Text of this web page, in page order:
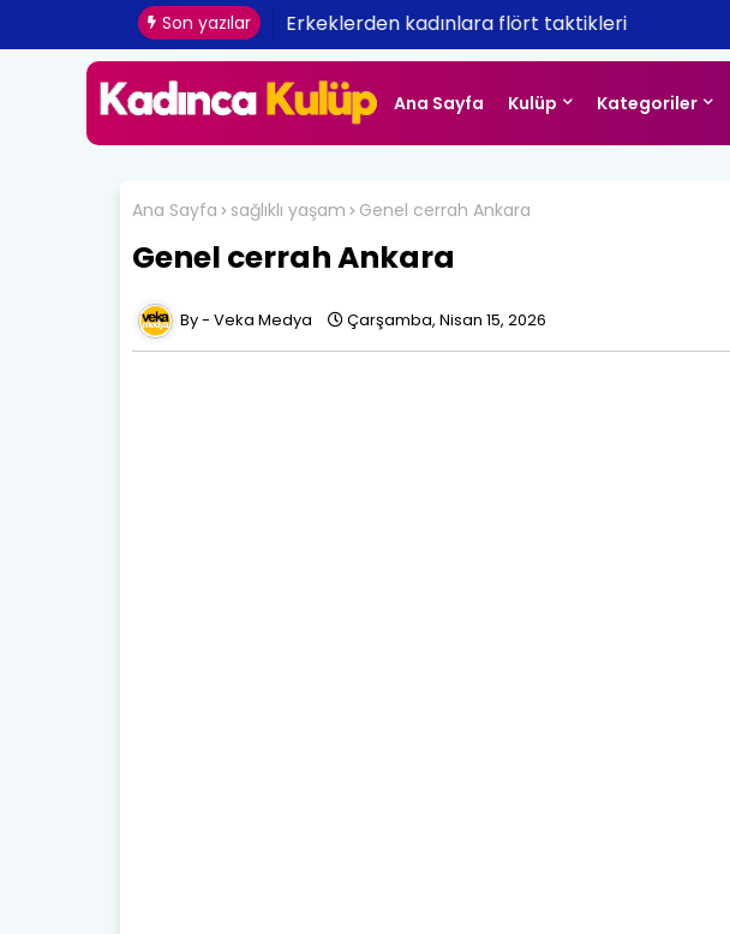
Son yazılar Erkeklerden kadınlara flört taktikleri
Ana Sayfa Kulüp Kategoriler
Ana Sayfa sağlıklı yaşam Genel cerrah Ankara
Genel cerrah Ankara
Veka Medya Çarşamba, Nisan 15, 2026